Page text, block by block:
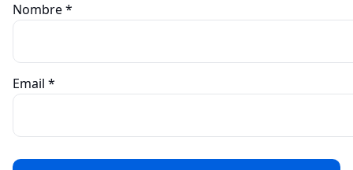
Nombre*
Email *